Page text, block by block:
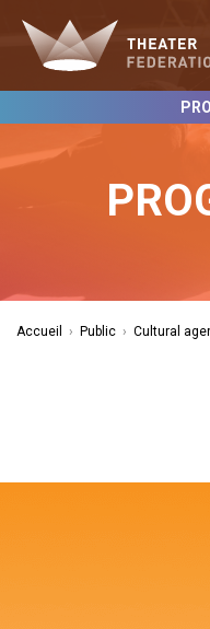
Accueil › Public › Cultural